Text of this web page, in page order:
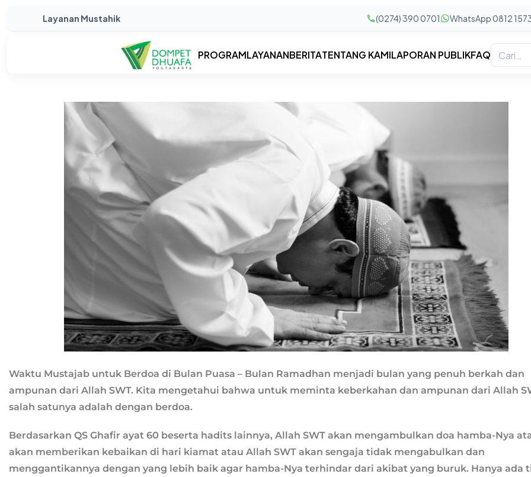
Layanan Mustahik (0274) 390 0701 WhatsApp 0812
PROGRAMLAYANANBERITATENTANG KAMILAPORAN PUBLIKFAQ
Waktu Mustajab untuk Berdoa di Bulan Puasa – Bulan Ramadhan menjadi bulan yang penuh berkah dan
ampunan dari Allah SWT. Kita mengetahui bahwa untuk meminta keberkahan dan ampunan dari Allah
salah satunya adalah dengan berdoa.
Berdasarkan QS Ghafir ayat 60 beserta hadits lainnya, Allah SWT akan mengambulkan doa hamba-Nya
akan memberikan kebaikan di hari kiamat atau Allah SWT akan sengaja tidak mengabulkan dan
menggantikannya dengan yang lebih baik agar hamba-Nya terhindar dari akibat yang buruk. Hanya ada